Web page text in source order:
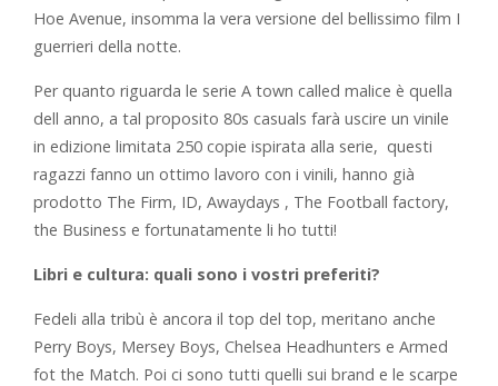
Hoe Avenue, insomma la vera versione del bellissimo film I
guerrieri della notte.
Per quanto riguarda le serie A town called malice è quella
dell anno, a tal proposito 80s casuals farà uscire un vinile
in edizione limitata 250 copie ispirata alla serie, questi
ragazzi fanno un ottimo lavoro con i vinili, hanno già
prodotto The Firm, ID, Awaydays , The Football factory,
the Business e fortunatamente li ho tutti!
Libri e cultura: quali sono i vostri preferiti?
Fedeli alla tribù è ancora il top del top, meritano anche
Perry Boys, Mersey Boys, Chelsea Headhunters e Armed
fot the Match. Poi ci sono tutti quelli sui brand e le scarpe